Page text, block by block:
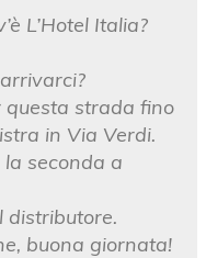
L’Hotel Italia?
strada fino
in Via Verdi.
seconda a
distributore.
buona giornata!